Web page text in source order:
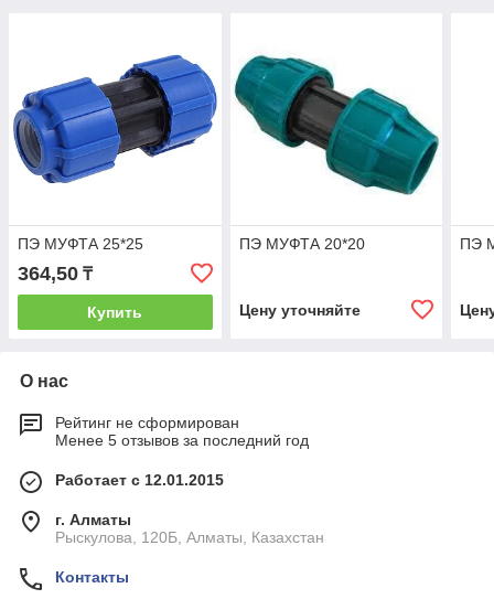
ПЭ МУФТА 25*25
364,50 ₸
Купить
ПЭ МУФТА 20*20
Цену уточняйте
ПЭ
О нас
Рейтинг не сформирован
Менее 5 отзывов за последний год
Работает с 12.01.2015
г. Алматы
Рыскулова, 120Б, Алматы, Казахстан
Контакты